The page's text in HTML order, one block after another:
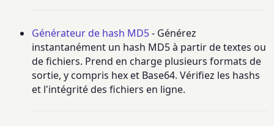
Générateur de hash MD5- Générez
instantanément un hash MD5 à partir de textes ou
de fichiers. Prend en charge plusieurs formats de
sortie, y compris hex et Base64. Vérifiez les hashs
et l'intégrité des fichiers en ligne.